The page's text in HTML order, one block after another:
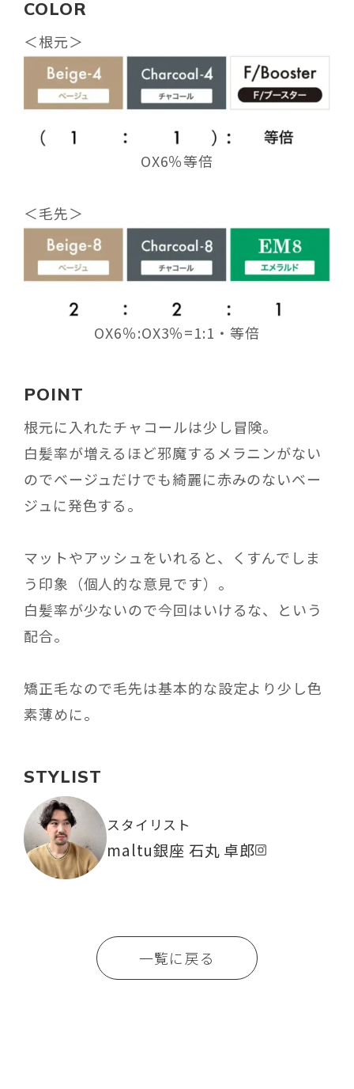
COLOR
＜根元＞
OX6％等倍
＜毛先＞
OX6％:OX3％=1:1・等倍
POINT
根元に入れたチャコールは少し冒険。
白髪率が増えるほど邪魔するメラニンがない
のでベージュだけでも綺麗に赤みのないベー
ジュに発色する。
マットやアッシュをいれると、くすんでしま
う印象（個人的な意見です）。
白髪率が少ないので今回はいけるな、という
配合。
矯正毛なので毛先は基本的な設定より少し色
素薄めに。
STYLIST
スタイリスト
maltu銀座 石丸 卓郎
一覧に戻る